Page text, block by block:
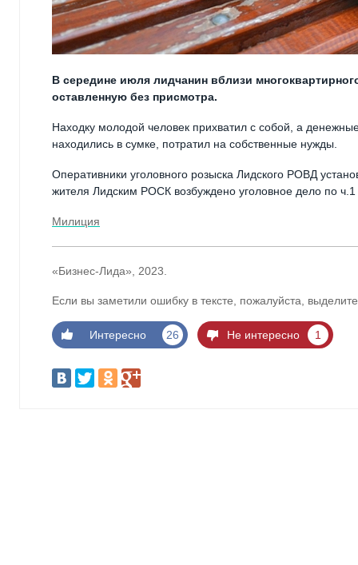
В середине июля лидчанин вблизи
оставленную без присмотра.
Находку молодой человек прихватил с собой, а
находились в сумке, потратил на собственные нужды.
Оперативники уголовного розыска Лидского РОВД
жителя Лидским РОСК возбуждено уголовное дело по
Милиция
«Бизнес-Лида», 2023.
Если вы заметили ошибку в тексте, пожалуйста,
Интересно 26 Не интересно 1